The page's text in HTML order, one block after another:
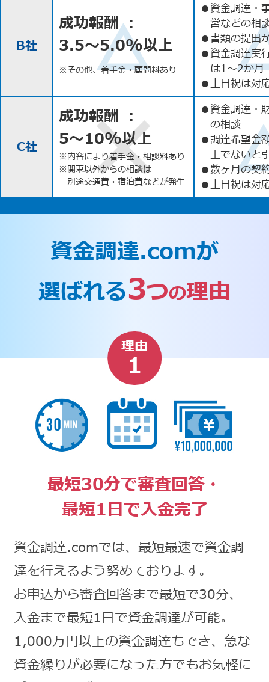
B社
成功報酬 ：
3.5〜5.0%以上
※その他、着手金・顧問料あり
●資金調達・
営などの相
●書類の提出
●資金調達実
は1〜2か月
●土日祝は対
C社
成功報酬 ：
5〜10%以上
※内容により着手金・相談料あり
※関東以外からの相談は
別途交通費・宿泊費などが発生
●資金調達・
の相談
●調達希望金
上でないと
●数ヶ月の契
●土日祝は対
資金調達.comが
選ばれる3つの理由
理由
1
最短30分で審査回答・
最短1日で入金完了
資金調達.comでは、最短最速で資金調
達を行えるよう努めております。
お申込から審査回答まで最短で30分、
入金まで最短1日で資金調達が可能。
1,000万円以上の資金調達もでき、急な
資金繰りが必要になった方でもお気軽に